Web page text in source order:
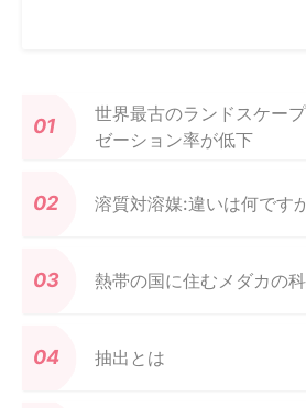
世界最古のランドスケー
ゼーション率が低下
溶質対溶媒:違いは何です
熱帯の国に住むメダカの
抽出とは